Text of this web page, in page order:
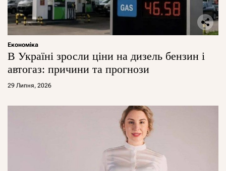
Економіка
В Україні зросли ціни на дизель бензин і
автогаз: причини та прогнози
29 Липня, 2026